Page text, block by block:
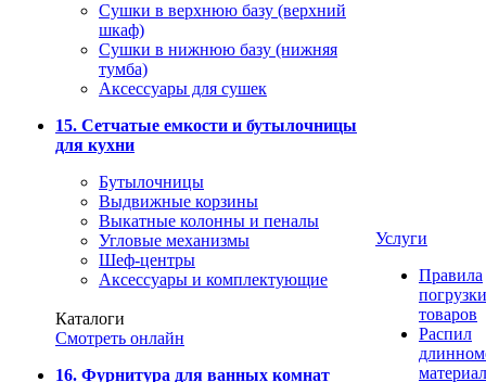
Сушки в верхнюю базу (верхний
шкаф)
Сушки в нижнюю базу (нижняя
тумба)
Аксессуары для сушек
15. Сетчатые емкости и бутылочницы
для кухни
Бутылочницы
Выдвижные корзины
Выкатные колонны и пеналы
Угловые механизмы
Шеф-центры
Аксессуары и комплектующие
Каталоги
Смотреть онлайн
16. Фурнитура для ванных комнат
Услуги
Правила
погрузки
товаров
Распил